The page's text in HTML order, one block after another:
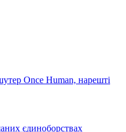
Once Human, нарешті
єдиноборствах